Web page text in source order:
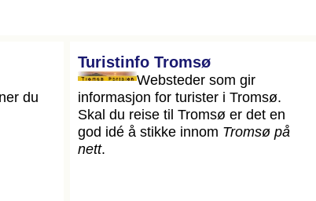
du
Turistinfo Tromsø
Websteder som gir
informasjon for turister i Tromsø.
Skal du reise til Tromsø er det en
god idé å stikke innom Tromsø på
nett.